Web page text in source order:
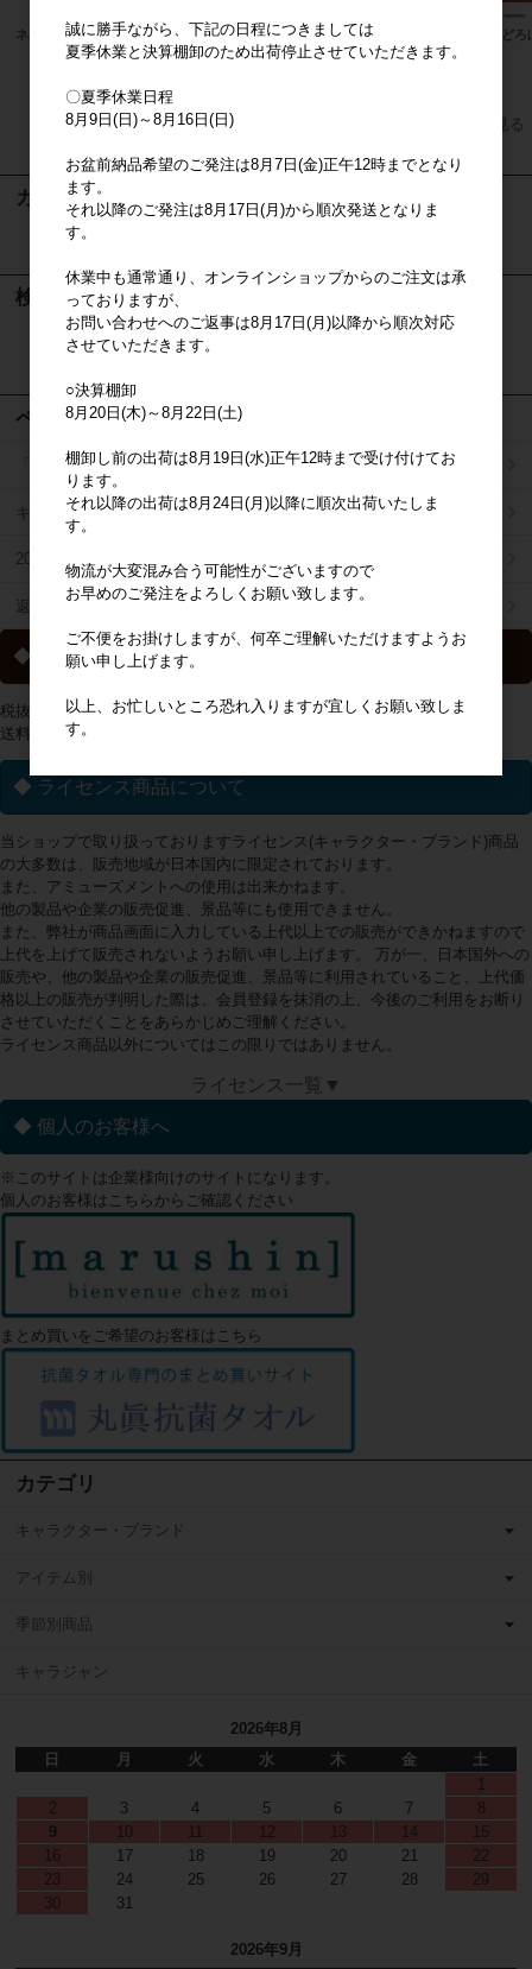
ネパール フィンレイソン パンどろ
すべてのおすすめ商品を見る
カート
検索
ページメニュー
「掛け払い決済」のご案内
キャラジャン
2025年秋冬商品リスト
返品特約について
◆ 送料について
税抜2万円以上の購入で送料無料
送料一覧は こちらから
◆ ライセンス商品について
当ショップで取り扱っておりますライセンス(キャラクター・ブランド)商品
の大多数は、販売地域が日本国内に限定されております。
また、アミューズメントへの使用は出来かねます。
他の製品や企業の販売促進、景品等にも使用できません。
また、弊社が商品画面に入力している上代以上での販売ができかねますので
上代を上げて販売されないようお願い申し上げます。 万が一、日本国外への
販売や、他の製品や企業の販売促進、景品等に利用されていること、上代価
格以上の販売が判明した際は、会員登録を抹消の上、今後のご利用をお断り
させていただくことをあらかじめご理解ください。
ライセンス商品以外についてはこの限りではありません。
ライセンス一覧▼
◆ 個人のお客様へ
※このサイトは企業様向けのサイトになります。
個人のお客様はこちらからご確認ください
まとめ買いをご希望のお客様はこちら
カテゴリ
キャラクター・ブランド
アイテム別
季節別商品
キャラジャン
2026年8月
日
月 火 水 木 金
土
1
2
3 4 5 6 7
8
9
10 11 12 13 14
15
16
17 18 19 20 21
22
23
24 25 26 27 28
29
30
31
2026年9月
誠に勝手ながら、下記の日程につきましては
夏季休業と決算棚卸のため出荷停止させていただきます。
〇夏季休業日程
8月9日(日)～8月16日(日)
お盆前納品希望のご発注は8月7日(金)正午12時までとなり
ます。
それ以降のご発注は8月17日(月)から順次発送となりま
す。
休業中も通常通り、オンラインショップからのご注文は承
っておりますが、
お問い合わせへのご返事は8月17日(月)以降から順次対応
させていただきます。
○決算棚卸
8月20日(木)～8月22日(土)
棚卸し前の出荷は8月19日(水)正午12時まで受け付けてお
ります。
それ以降の出荷は8月24日(月)以降に順次出荷いたしま
す。
物流が大変混み合う可能性がございますので
お早めのご発注をよろしくお願い致します。
ご不便をお掛けしますが、何卒ご理解いただけますようお
願い申し上げます。
以上、お忙しいところ恐れ入りますが宜しくお願い致しま
す。